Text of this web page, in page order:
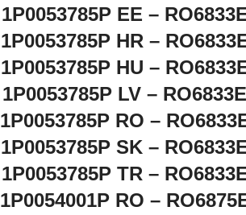
1P0053785P EE –
1P0053785P HR –
1P0053785P HU –
1P0053785P LV –
1P0053785P RO –
1P0053785P SK –
1P0053785P TR –
1P0054001P RO –